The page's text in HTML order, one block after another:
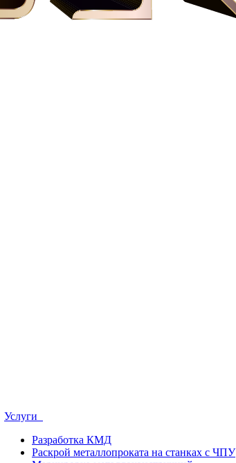
Услуги
Разработка КМД
Раскрой металлопроката на станках с ЧПУ